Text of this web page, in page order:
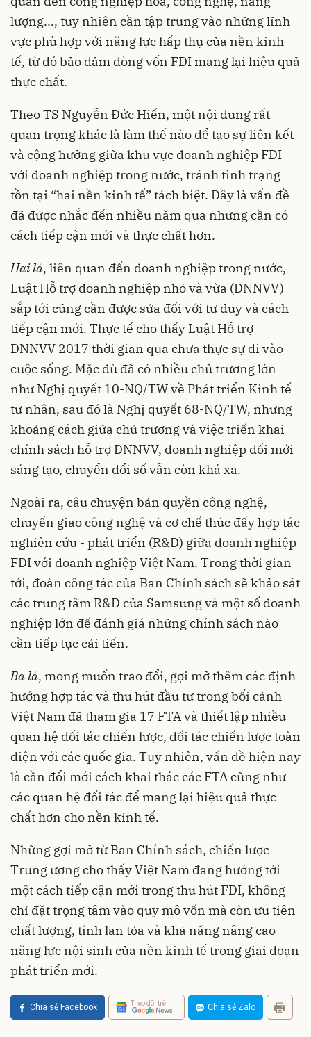
lượng..., tuy nhiên cần tập trung vào những lĩnh
vực phù hợp với năng lực hấp thụ của nền kinh
tế, từ đó bảo đảm dòng vốn FDI mang lại hiệu quả
thực chất.
Theo TS Nguyễn Đức Hiển, một nội dung rất
quan trọng khác là làm thế nào để tạo sự liên kết
và cộng hưởng giữa khu vực doanh nghiệp FDI
với doanh nghiệp trong nước, tránh tình trạng
tồn tại “hai nền kinh tế” tách biệt. Đây là vấn đề
đã được nhắc đến nhiều năm qua nhưng cần có
cách tiếp cận mới và thực chất hơn.
Hai là, liên quan đến doanh nghiệp trong nước,
Luật Hỗ trợ doanh nghiệp nhỏ và vừa (DNNVV)
sắp tới cũng cần được sửa đổi với tư duy và cách
tiếp cận mới. Thực tế cho thấy Luật Hỗ trợ
DNNVV 2017 thời gian qua chưa thực sự đi vào
cuộc sống. Mặc dù đã có nhiều chủ trương lớn
như Nghị quyết 10-NQ/TW về Phát triển Kinh tế
tư nhân, sau đó là Nghị quyết 68-NQ/TW, nhưng
khoảng cách giữa chủ trương và việc triển khai
chính sách hỗ trợ DNNVV, doanh nghiệp đổi mới
sáng tạo, chuyển đổi số vẫn còn khá xa.
Ngoài ra, câu chuyện bản quyền công nghệ,
chuyển giao công nghệ và cơ chế thúc đẩy hợp tác
nghiên cứu - phát triển (R&D) giữa doanh nghiệp
FDI với doanh nghiệp Việt Nam. Trong thời gian
tới, đoàn công tác của Ban Chính sách sẽ khảo sát
các trung tâm R&D của Samsung và một số doanh
nghiệp lớn để đánh giá những chính sách nào
cần tiếp tục cải tiến.
Ba là, mong muốn trao đổi, gợi mở thêm các định
hướng hợp tác và thu hút đầu tư trong bối cảnh
Việt Nam đã tham gia 17 FTA và thiết lập nhiều
quan hệ đối tác chiến lược, đối tác chiến lược toàn
diện với các quốc gia. Tuy nhiên, vấn đề hiện nay
là cần đổi mới cách khai thác các FTA cũng như
các quan hệ đối tác để mang lại hiệu quả thực
chất hơn cho nền kinh tế.
Những gợi mở từ Ban Chính sách, chiến lược
Trung ương cho thấy Việt Nam đang hướng tới
một cách tiếp cận mới trong thu hút FDI, không
chỉ đặt trọng tâm vào quy mô vốn mà còn ưu tiên
chất lượng, tính lan tỏa và khả năng nâng cao
năng lực nội sinh của nền kinh tế trong giai đoạn
phát triển mới.
Chia sẻ Facebook Theo dõi trên Chia sẻ Zalo